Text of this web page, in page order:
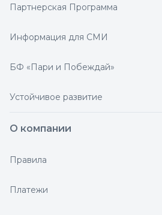
Партнерская Программа
Информация для СМИ
БФ «Пари и Побеждай»
Устойчивое развитие
О компании
Правила
Платежи